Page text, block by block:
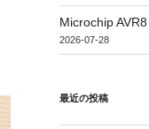
Microchip
2026-07-28
最近の投稿